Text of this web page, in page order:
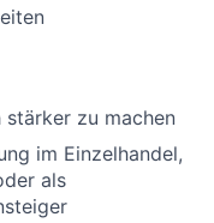
stärker zu machen
im Einzelhandel,
als